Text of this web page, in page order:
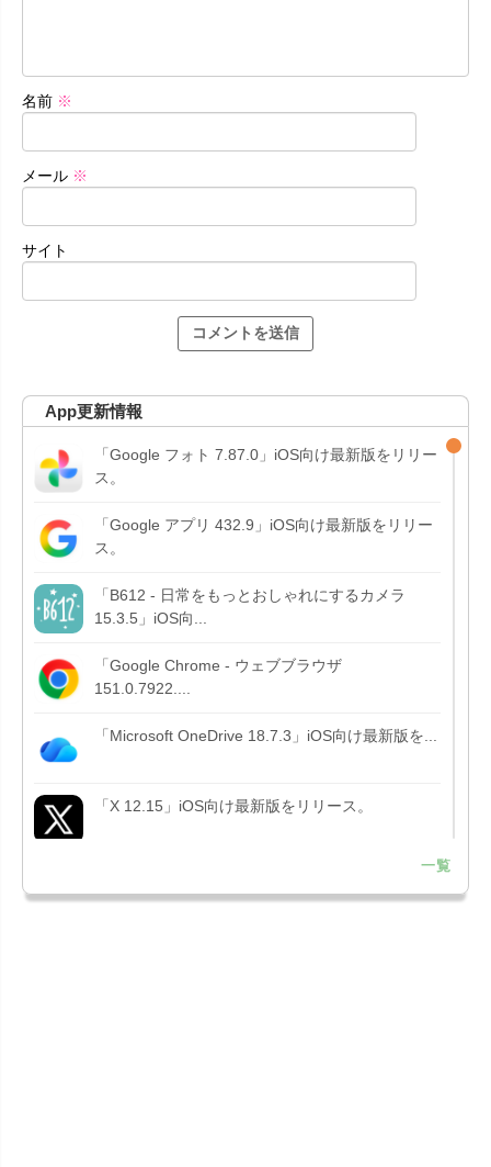
名前 ※
メール ※
サイト
App更新情報
「Google フォト 7.87.0」iOS向け最新版をリリー
ス。
「Google アプリ 432.9」iOS向け最新版をリリー
ス。
「B612 - 日常をもっとおしゃれにするカメラ
15.3.5」iOS向...
「Google Chrome - ウェブブラウザ
151.0.7922....
「Microsoft OneDrive 18.7.3」iOS向け最新版を...
「X 12.15」iOS向け最新版をリリース。
Liguid G...
一覧